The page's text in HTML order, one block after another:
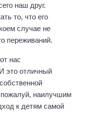
наш друг.
то, что его
случае не
переживаний.
нас
это отличный
пожалуй, наилучшим
к детям самой